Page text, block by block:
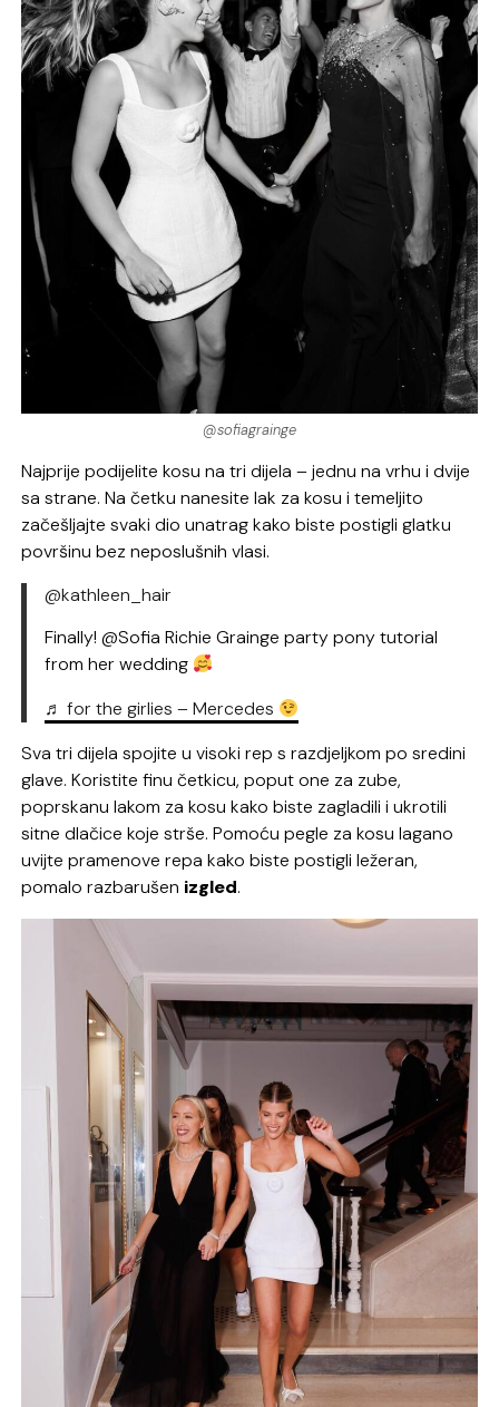
@sofiagrainge
Najprije podijelite kosu na tri dijela – jednu na vrhu i dvije
sa strane. Na četku nanesite lak za kosu i temeljito
začešljajte svaki dio unatrag kako biste postigli glatku
površinu bez neposlušnih vlasi.
@kathleen_hair
Finally! @Sofia Richie Grainge party pony tutorial
from her wedding
♬ for the girlies – Mercedes
Sva tri dijela spojite u visoki rep s razdjeljkom po sredini
glave. Koristite finu četkicu, poput one za zube,
poprskanu lakom za kosu kako biste zagladili i ukrotili
sitne dlačice koje strše. Pomoću pegle za kosu lagano
uvijte pramenove repa kako biste postigli ležeran,
pomalo razbarušen izgled.